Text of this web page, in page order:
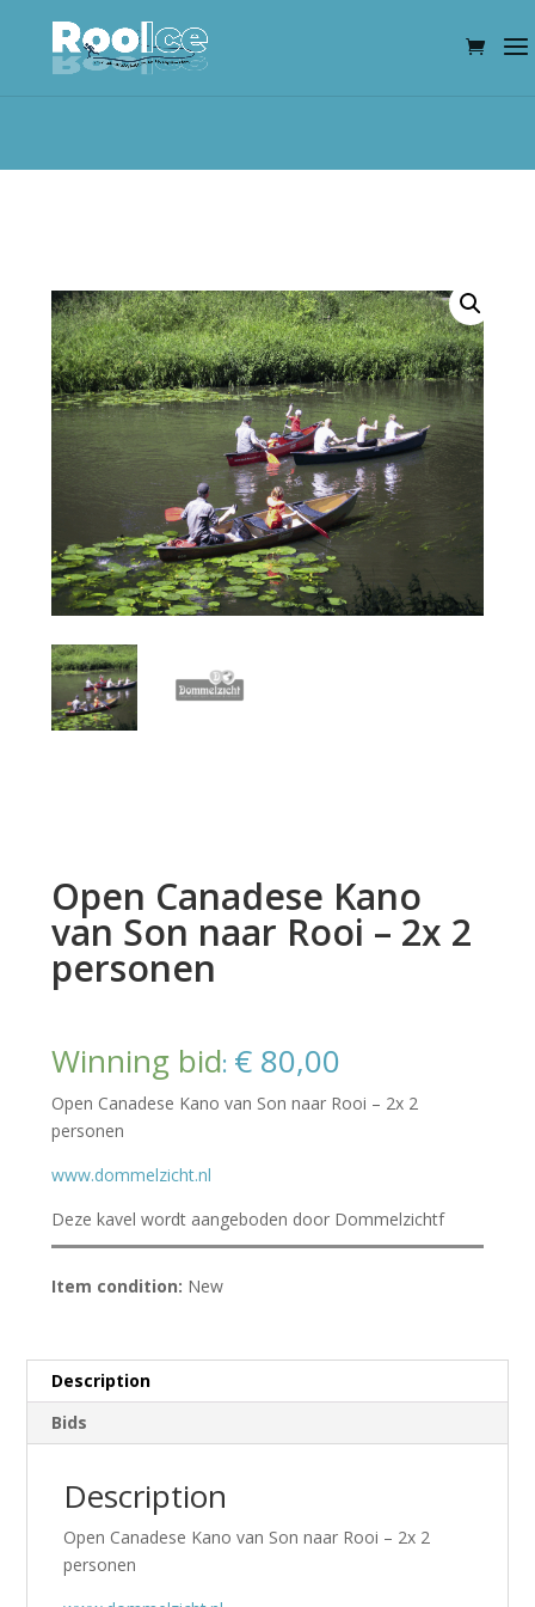
Open Canadese Kano
van Son naar Rooi – 2x 2
personen
Winning bid: €80,00
Open Canadese Kano van Son naar Rooi – 2x 2
personen
www.dommelzicht.nl
Deze kavel wordt aangeboden door Dommelzichtf
Item condition: New
Description
Bids
Description
Open Canadese Kano van Son naar Rooi – 2x 2
personen